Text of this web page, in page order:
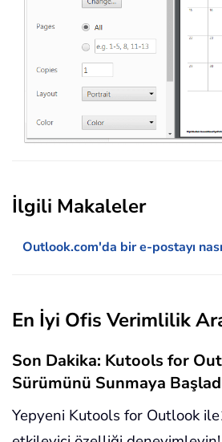
İlgili Makaleler
Outlook.com'da bir e-postayı
En İyi Ofis Verimlilik
Son Dakika: Kutools for
Sürümünü Sunmaya
Yepyeni Kutools for Outlook